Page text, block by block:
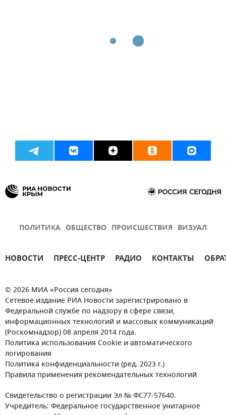
ПОЛИТИКА ОБЩЕСТВО ПРОИСШЕСТВИЯ ВИЗУАЛ
НОВОСТИ ПРЕСС-ЦЕНТР РАДИО КОНТАКТЫ
© 2026 МИА «Россия сегодня»
Сетевое издание РИА Новости зарегистрировано в
Федеральной службе по надзору в сфере связи,
информационных технологий и массовых коммуникаций
(Роскомнадзор) 08 апреля 2014 года.
Политика использования Cookie и автоматического
логирования
Политика конфиденциальности (ред. 2023 г.)
Правила применения рекомендательных технологий
Свидетельство о регистрации Эл № ФС77-57640.
Учредитель: Федеральное государственное унитарное